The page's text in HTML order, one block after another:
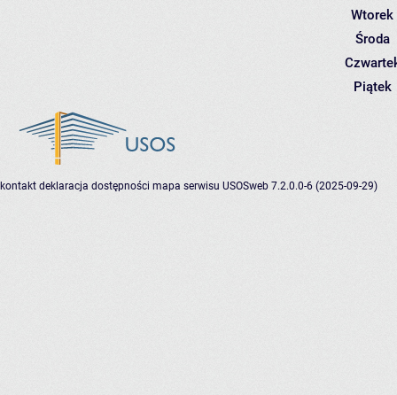
Wtorek
Środa
Piątek
kontakt deklaracja dostępności mapa serwisu USOSweb 7.2.0.0-6 (2025-09-29)